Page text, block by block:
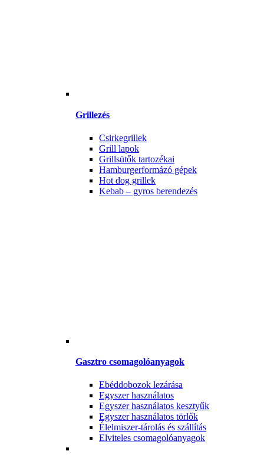
Grillezés
Csirkegrillek
Grill lapok
Grillsütők tartozékai
Hamburgerformázó gépek
Hot dog grillek
Kebab – gyros berendezés
Gasztro csomagolóanyagok
Ebéddobozok lezárása
Egyszer használatos
Egyszer használatos kesztyűk
Egyszer használatos törlők
Élelmiszer-tárolás és szállítás
Elviteles csomagolóanyagok